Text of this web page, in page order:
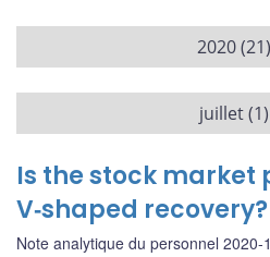
2020 (21)
juillet (1)
Is the stock market
V‑shaped recovery?
Note analytique du personnel 2020-